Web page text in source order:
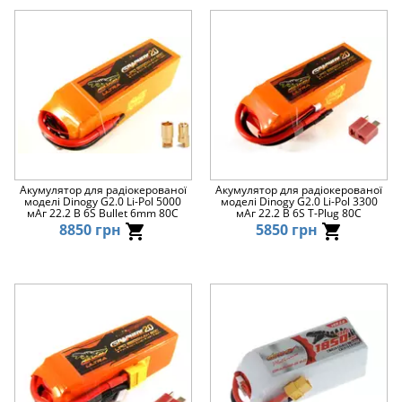
Акумулятор для радіокерованої
моделі Dinogy G2.0 Li-Pol 5000
мАг 22.2 В 6S Bullet 6mm 80C
8850 грн
Акумулятор для радіокерованої
моделі Dinogy G2.0 Li-Pol 3300
мАг 22.2 В 6S T-Plug 80C
5850 грн